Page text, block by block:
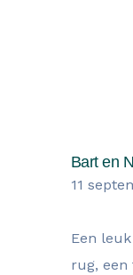
Bart en
11
Een
rug, een